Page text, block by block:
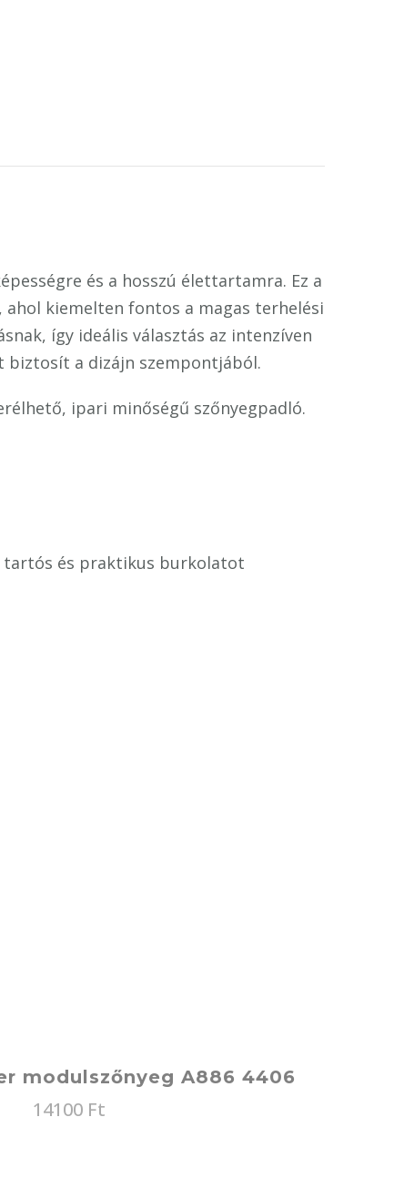
és a hosszú élettartamra. Ez a
kiemelten fontos a magas terhelési
így ideális választás az intenzíven
biztosít a dizájn szempontjából.
ipari minőségű szőnyegpadló.
tartós és praktikus burkolatot
modulszőnyeg A886 4406
14100 Ft